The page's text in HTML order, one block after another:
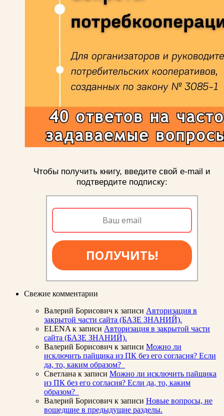
Чтобы получить книгу, введите свой e-mail и
подтвердите подписку:
ПОЛУЧИТЬ!
Свежие комментарии
Валерий Борисович к записи Авторизация в
закрытой части сайта (БАЗЕ ЗНАНИЙ).
ELENA к записи Авторизация в закрытой части
сайта (БАЗЕ ЗНАНИЙ).
Валерий Борисович к записи Можно ли
исключить пайщика из ПК без его согласия? Если
да, то, каким образом?
Светлана к записи Можно ли исключить пайщика
из ПК без его согласия? Если да, то, каким
образом?
Валерий Борисович к записи Новые вопросы, не
вошедшие в предыдущие разделы.